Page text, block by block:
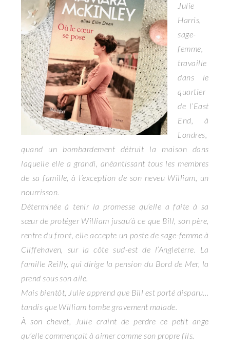
Julie
Harris,
sage-
femme,
travaille
dans le
quartier
de l’East
End, à
Londres,
quand un bombardement détruit la maison dans
laquelle elle a grandi, anéantissant tous les membres
de sa famille, à l’exception de son neveu William, un
nourrisson.
Déterminée à tenir la promesse qu’elle a faite à sa
sœur de protéger William jusqu’à ce que Bill, son père,
rentre du front, elle accepte un poste de sage-femme à
Cliffehaven, sur la côte sud-est de l’Angleterre. La
famille Reilly, qui dirige la pension du Bord de Mer, la
prend sous son aile.
Mais bientôt, Julie apprend que Bill est porté disparu…
tandis que William tombe gravement malade.
À son chevet, Julie craint de perdre ce petit ange
qu’elle commençait à aimer comme son propre fils.